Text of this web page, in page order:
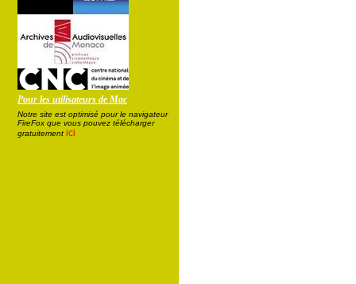
Pour les utilisateurs de Mac
Notre site est optimisé pour le navigateur
FireFox que vous pouvez télécharger
gratuitement ici